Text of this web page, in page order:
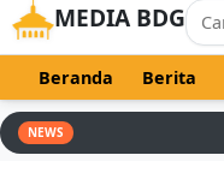
MEDIA BDG
Beranda Berita
NEWS